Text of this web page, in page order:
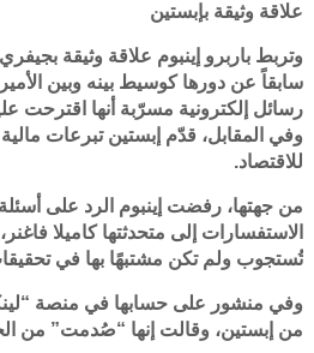
علاقة وثيقة بإبستين
وتربط باربرو إينبوم علاقة وثيقة
سابقاً عن دورها كوسيط بينه وبين
وفي المقابل، قدّم إبستين تبرعات
للاقتصاد.
الاستفسارات إلى متحدثتها كاميلا
تُستجوب ولم تكن مشتبهًا بها في
وفي منشور على حسابها في منصة
من إبستين، وقالت إنها “صُدمت” من